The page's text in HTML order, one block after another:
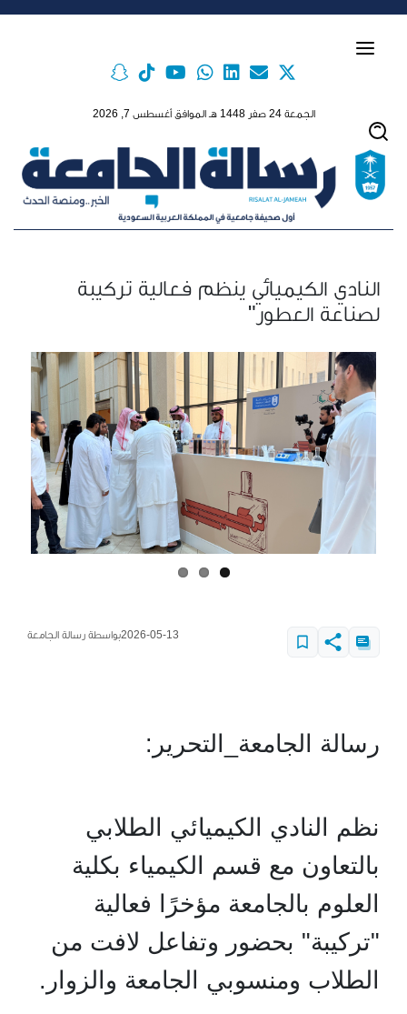
الجمعة 24 صفر 1448 هـ الموافق أغسطس 7, 2026
النادي الكيميائي ينظم فعالية تركيبة
لصناعة العطور"
2026-05-13بواسطة رسالة الجامعة
رسالة الجامعة_التحرير:
نظم النادي الكيميائي الطلابي
بالتعاون مع قسم الكيمياء بكلية
العلوم بالجامعة مؤخرًا فعالية
"تركيبة" بحضور وتفاعل لافت من
الطلاب ومنسوبي الجامعة والزوار.